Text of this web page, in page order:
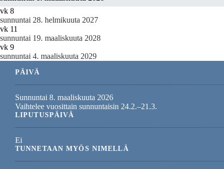
vk 8
sunnuntai 28. helmikuuta 2027
vk 11
sunnuntai 19. maaliskuuta 2028
vk 9
sunnuntai 4. maaliskuuta 2029
PÄIVÄ
Sunnuntai 8. maaliskuuta 2026
Vaihtelee vuosittain sunnuntaisin 24.2.–21.3.
LIPUTUSPÄIVÄ
Ei
TUNNETAAN MYÖS NIMELLÄ